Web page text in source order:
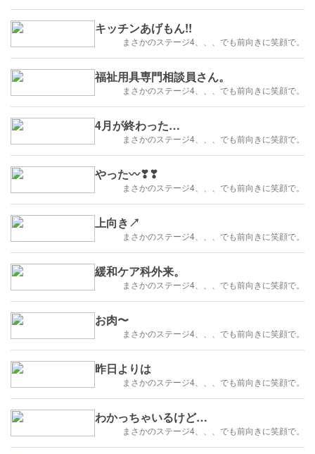
キッチンあげもん!!
まさかのステージ4、、、でも前向きに笑顔で。
福祉用具専門相談員さん。
まさかのステージ4、、、でも前向きに笑顔で。
4月が終わった…
まさかのステージ4、、、でも前向きに笑顔で。
やった〰️❣❣
まさかのステージ4、、、でも前向きに笑顔で。
上向き↗
まさかのステージ4、、、でも前向きに笑顔で。
緩和ケア科外来。
まさかのステージ4、、、でも前向きに笑顔で。
お肉〜
まさかのステージ4、、、でも前向きに笑顔で。
昨日よりは
まさかのステージ4、、、でも前向きに笑顔で。
わかっちゃいるけど…
まさかのステージ4、、、でも前向きに笑顔で。